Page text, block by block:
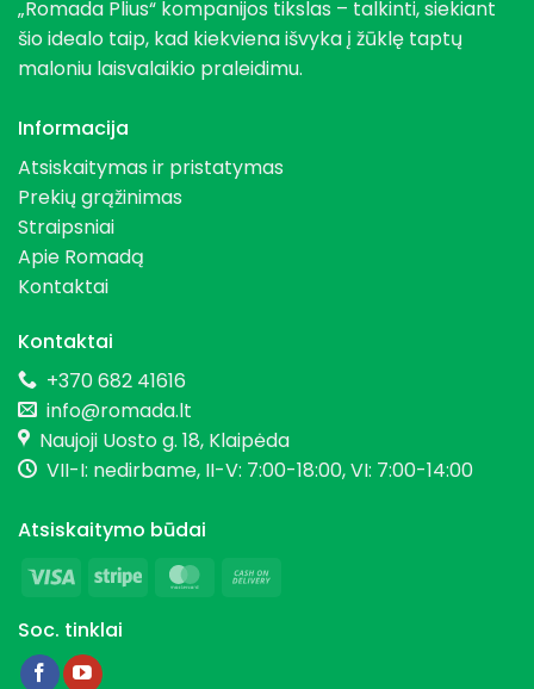
„Romada Plius“ kompanijos tikslas – talkinti, siekiant
šio idealo taip, kad kiekviena išvyka į žūklę taptų
maloniu laisvalaikio praleidimu.
Informacija
Atsiskaitymas ir pristatymas
Prekių grąžinimas
Straipsniai
Apie Romadą
Kontaktai
Kontaktai
+370 682 41616
info@romada.lt
Naujoji Uosto g. 18, Klaipėda
VII-I: nedirbame, II-V: 7:00-18:00, VI: 7:00-14:00
Atsiskaitymo būdai
Visa
Stripe MasterCard
Soc. tinklai